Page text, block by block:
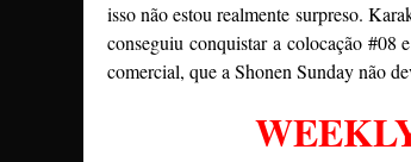
isso não estou realmente surpreso.
conseguiu conquistar a colocação #08
comercial, que a Shonen Sunday não